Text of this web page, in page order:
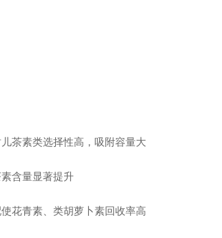
茶素类选择性高，吸附容量大
含量显著提升
花青素、类胡萝卜素回收率高